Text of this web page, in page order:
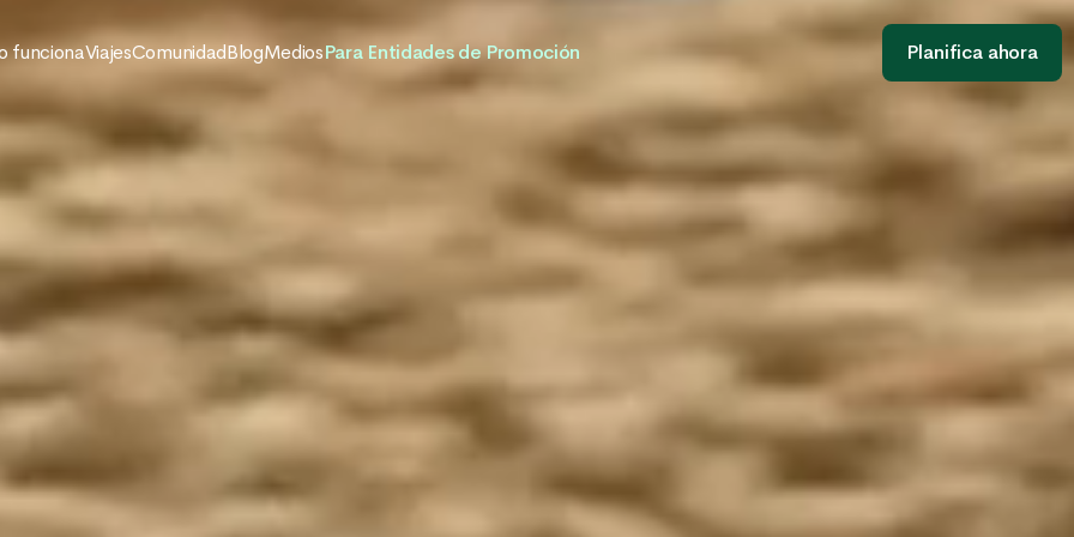
funcionaViajesComunidadBlogMediosPara Entidades de Promoción Planifica ahora